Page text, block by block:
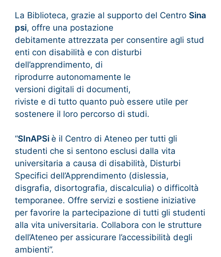
La Biblioteca, grazie al supporto del Centro Sina
psi, offre una postazione ​
debitamente attrezzata per consentire agli stud
enti con disabilità e con disturbi
dell’apprendimento, di ​
riprodurre autonomamente le
versioni digitali di documenti,
riviste e di tutto quanto può essere utile per
sostenere il loro percorso di studi​.
“SInAPSi è il Centro di Ateneo per tutti gli
studenti che si sentono esclusi dalla vita
universitaria a causa di disabilità, Disturbi
Specifici dell’Apprendimento (dislessia,
disgrafia, disortografia, discalculia) o difficoltà
temporanee. Offre servizi e sostiene iniziative
per favorire la partecipazione di tutti gli studenti
alla vita universitaria. Collabora con le strutture
dell’Ateneo per assicurare l’accessibilità degli
ambienti”.